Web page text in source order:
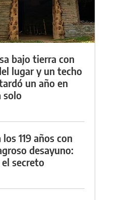
bajo tierra con
lugar y un techo
un año en
solo
los 119 años con
desayuno:
secreto